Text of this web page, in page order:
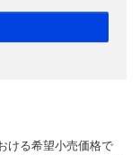
ける希望小売価格で